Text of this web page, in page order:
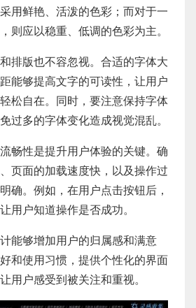
用鲜艳、活泼的色彩；而对于一
则应以稳重、低调的色彩为主。
排版也不容忽视。合适的字体大
能够提高文字的可读性，让用户
松自在。同时，要注意保持字体
过多的字体变化造成视觉混乱。
畅性是提升用户体验的关键。确
页面的加载速度快，以及操作过
确。例如，在用户点击按钮后，
用户知道操作是否成功。
能够增加用户的归属感和满意
和使用习惯，提供个性化的界面
用户感受到被关注和重视。